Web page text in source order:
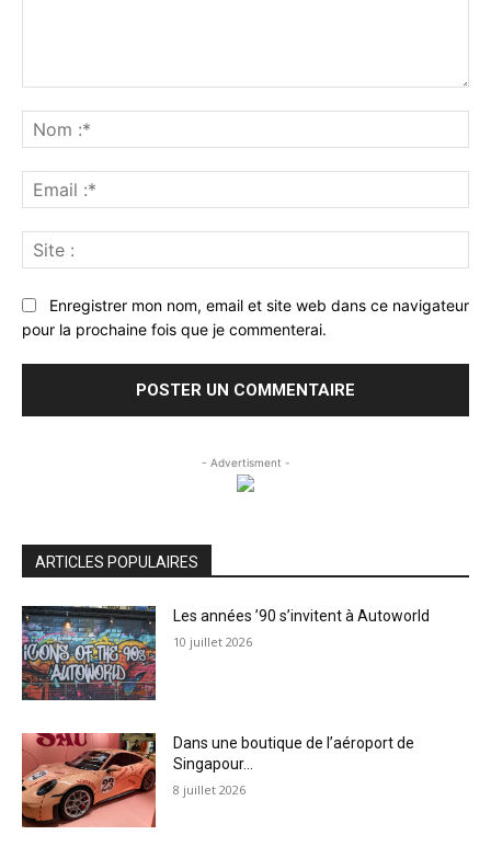
:*
:*
:
Enregistrer mon nom, email et site web dans ce navigateur
pour la prochaine fois que je commenterai.
- Advertisment -
ARTICLES POPULAIRES
Les années ’90 s’invitent à Autoworld
10 juillet 2026
Dans une boutique de l’aéroport de
Singapour…
8 juillet 2026